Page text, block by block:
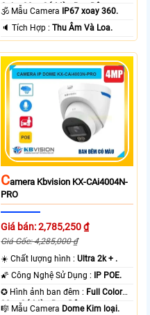
Color 30m Có Màu Ban Ðêm.
🕉️ Mẫu Camera IP67 xoay 360.
️🔈 Tích Hợp :Thu Âm Và Loa.
CAmera Kbvision KX-CAi4004N-
PRO
Giá bán: 2,785,250 ₫
Giá Gốc: 4,285,000 ₫
☀️ Chất lượng hình :Ultra 2k + .
🌠 Công Nghệ Sử Dụng :
IP POE.
✪ Hình ảnh ban đêm : Full Color
30m Có Màu Ban Ðêm.
🎼️ Mẫu Camera Dome Kim loại.